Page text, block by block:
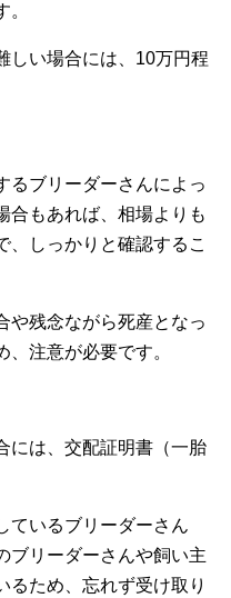
しい場合には、10万円程
るブリーダーさんによっ
合もあれば、相場よりも
、しっかりと確認するこ
や残念ながら死産となっ
注意が必要です。
には、交配証明書（一胎
ているブリーダーさん
ブリーダーさんや飼い主
るため、忘れず受け取り